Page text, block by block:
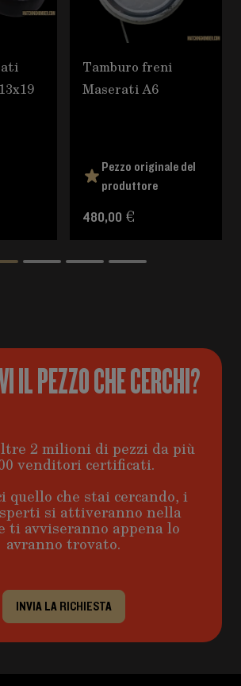
Tamburo freni
Maserati A6
Pezzo originale del
produttore
480,00 €
IL PEZZO CHE CERCHI?
2 milioni di pezzi da più
venditori certificati.
quello che stai cercando, i
si attiveranno nella
ti avviseranno appena lo
avranno trovato.
INVIA LA RICHIESTA